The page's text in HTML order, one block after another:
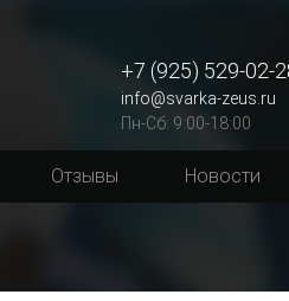
+7 (925) 529-02-
info@svarka-zeus.ru
Пн-Сб: 9:00-18:00
Отзывы Новости